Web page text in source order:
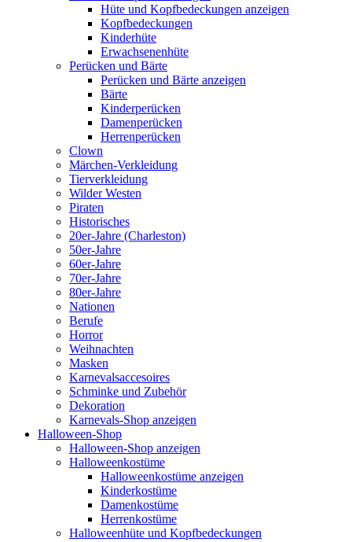
Hüte und Kopfbedeckungen anzeigen
Kopfbedeckungen
Kinderhüte
Erwachsenenhüte
Perücken und Bärte
Perücken und Bärte anzeigen
Bärte
Kinderperücken
Damenperücken
Herrenperücken
Clown
Märchen-Verkleidung
Tierverkleidung
Wilder Westen
Piraten
Historisches
20er-Jahre (Charleston)
50er-Jahre
60er-Jahre
70er-Jahre
80er-Jahre
Nationen
Berufe
Horror
Weihnachten
Masken
Karnevalsaccesoires
Schminke und Zubehör
Dekoration
Karnevals-Shop anzeigen
Halloween-Shop
Halloween-Shop anzeigen
Halloweenkostüme
Halloweenkostüme anzeigen
Kinderkostüme
Damenkostüme
Herrenkostüme
Halloweenhüte und Kopfbedeckungen